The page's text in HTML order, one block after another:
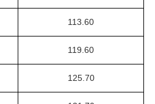
113.60
119.60
125.70